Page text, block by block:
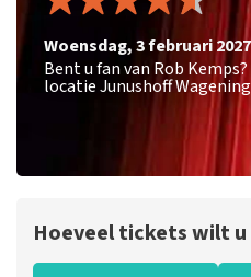
woensdag,3 februari
Bent u fan van Rob
locatie Junushoff
Hoeveel tickets wilt